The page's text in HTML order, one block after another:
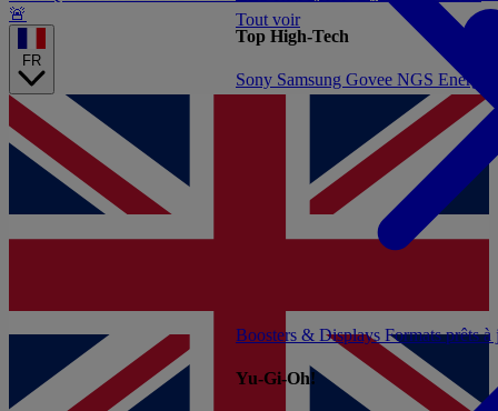
🚨
FR
Tout voir
Boosters & Displays Formats prêts
Yu-Gi-Oh!
Top High-Tech
Sony Samsung Govee NGS Energy